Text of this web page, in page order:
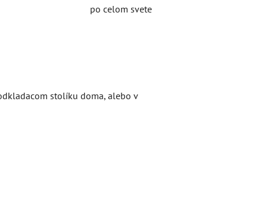
po celom svete
stolíku doma, alebo v